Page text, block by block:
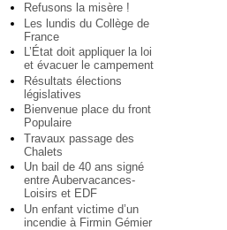
Refusons la misère !
Les lundis du Collège de
France
L’État doit appliquer la loi
et évacuer le campement
Résultats élections
législatives
Bienvenue place du front
Populaire
Travaux passage des
Chalets
Un bail de 40 ans signé
entre Aubervacances-
Loisirs et EDF
Un enfant victime d’un
incendie à Firmin Gémier